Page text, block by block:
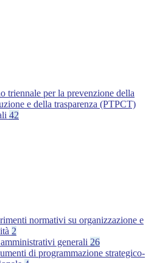
triennale per la prevenzione della
e della trasparenza (PTPCT)
42
normativi su organizzazione e
2
generali 26
di programmazione strategico-